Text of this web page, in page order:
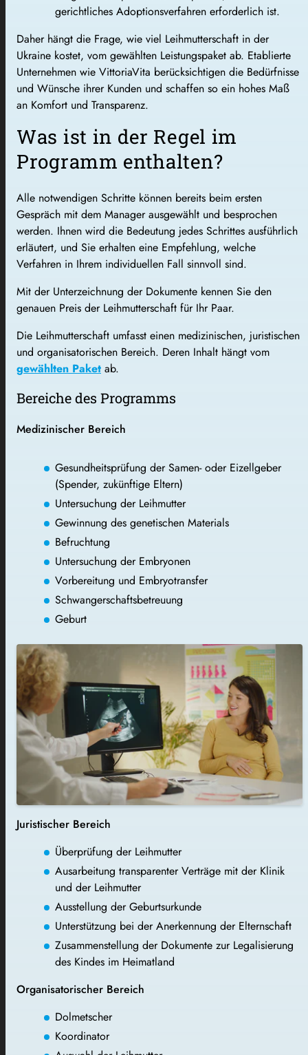
gerichtliches Adoptionsverfahren erforderlich ist.
Daher hängt die Frage, wie viel Leihmutterschaft in der
Ukraine kostet, vom gewählten Leistungspaket ab. Etablierte
Unternehmen wie VittoriaVita berücksichtigen die Bedürfnisse
und Wünsche ihrer Kunden und schaffen so ein hohes Maß
an Komfort und Transparenz.
Was ist in der Regel im
Programm enthalten?
Alle notwendigen Schritte können bereits beim ersten
Gespräch mit dem Manager ausgewählt und besprochen
werden. Ihnen wird die Bedeutung jedes Schrittes ausführlich
erläutert, und Sie erhalten eine Empfehlung, welche
Verfahren in Ihrem individuellen Fall sinnvoll sind.
Mit der Unterzeichnung der Dokumente kennen Sie den
genauen Preis der Leihmutterschaft für Ihr Paar.
Die Leihmutterschaft umfasst einen medizinischen, juristischen
und organisatorischen Bereich. Deren Inhalt hängt vom
gewählten Paket ab.
Bereiche des Programms
Medizinischer Bereich
Gesundheitsprüfung der Samen- oder Eizellgeber
(Spender, zukünftige Eltern)
Untersuchung der Leihmutter
Gewinnung des genetischen Materials
Befruchtung
Untersuchung der Embryonen
Vorbereitung und Embryotransfer
Schwangerschaftsbetreuung
Geburt
Juristischer Bereich
Überprüfung der Leihmutter
Ausarbeitung transparenter Verträge mit der Klinik
und der Leihmutter
Ausstellung der Geburtsurkunde
Unterstützung bei der Anerkennung der Elternschaft
Zusammenstellung der Dokumente zur Legalisierung
des Kindes im Heimatland
Organisatorischer Bereich
Dolmetscher
Koordinator